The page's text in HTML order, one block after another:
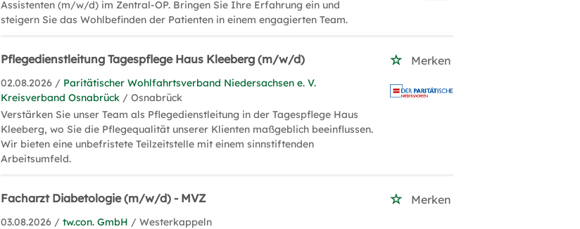
Assistenten (m/w/d) im Zentral-OP. Bringen Sie Ihre Erfahrung ein und
steigern Sie das Wohlbefinden der Patienten in einem engagierten Team.
Pflegedienstleitung Tagespflege Haus Kleeberg (m/w/d) Merken
02.08.2026 / Paritätischer Wohlfahrtsverband Niedersachsen e. V.
Kreisverband Osnabrück / Osnabrück
Verstärken Sie unser Team als Pflegedienstleitung in der Tagespflege Haus
Kleeberg, wo Sie die Pflegequalität unserer Klienten maßgeblich beeinflussen.
Wir bieten eine unbefristete Teilzeitstelle mit einem sinnstiftenden
Arbeitsumfeld.
Facharzt Diabetologie (m/w/d) - MVZ Merken
03.08.2026 /tw.con. GmbH / Westerkappeln